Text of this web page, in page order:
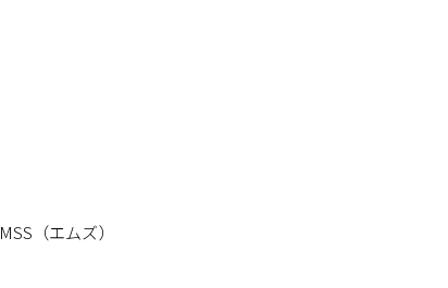
（エムズ）